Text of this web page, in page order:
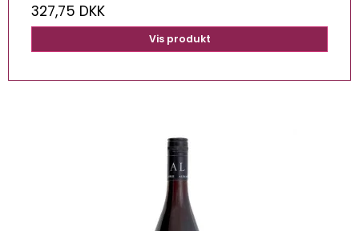
327,75 DKK
Vis produkt